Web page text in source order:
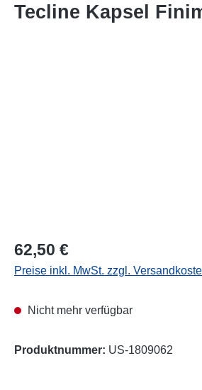
Tecline Kapsel
Regulärer Preis:
62,50 €
Preise inkl. MwSt. zzgl.
Nicht mehr verfügbar
Produktnummer: US-1809062